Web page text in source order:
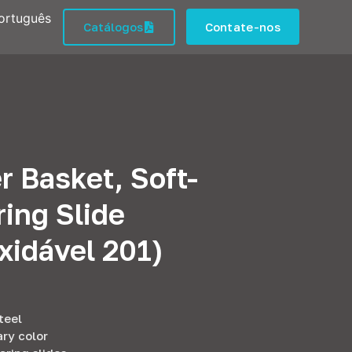
Catálogos Contate-nos
Basket, Soft-
Slide
201)
color